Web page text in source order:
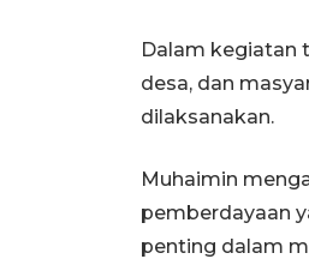
Dalam kegiatan
desa, dan
dilaksanakan.
Muhaimin
pemberdayaan
penting dalam